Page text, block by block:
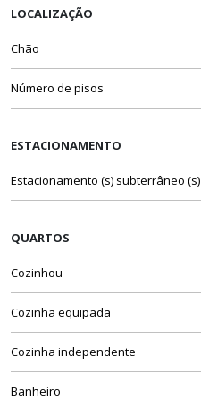
LOCALIZAÇÃO
Chão
Número de pisos
ESTACIONAMENTO
Estacionamento (s) subterrâneo (s)
QUARTOS
Cozinhou
Cozinha equipada
Cozinha independente
Banheiro